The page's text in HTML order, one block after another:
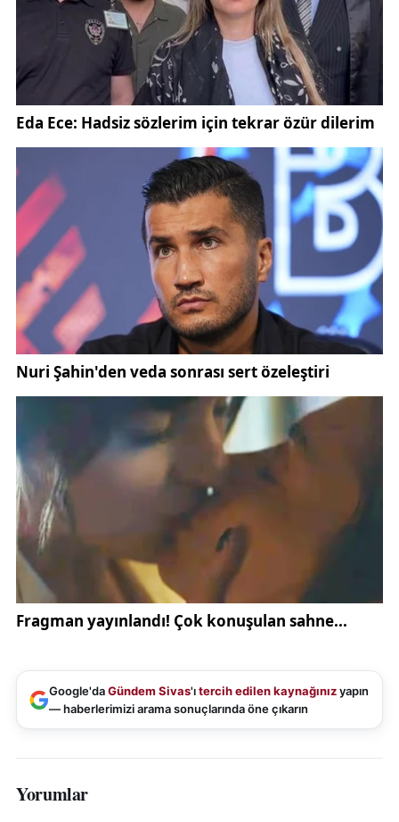
Google'daGündem Sivas'ıtercih edilen kaynağınızyapın
— haberlerimizi arama sonuçlarında öne çıkarın
Yorumlar